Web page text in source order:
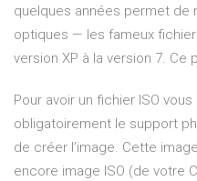
quelques années permet de
optiques — les fameux
version XP à la version 7.
Pour avoir un fichier ISO
obligatoirement le support
de créer l’image. Cette
encore image ISO (de votre